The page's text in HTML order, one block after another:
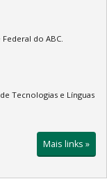
do ABC.
Tecnologias e Línguas
Mais links »